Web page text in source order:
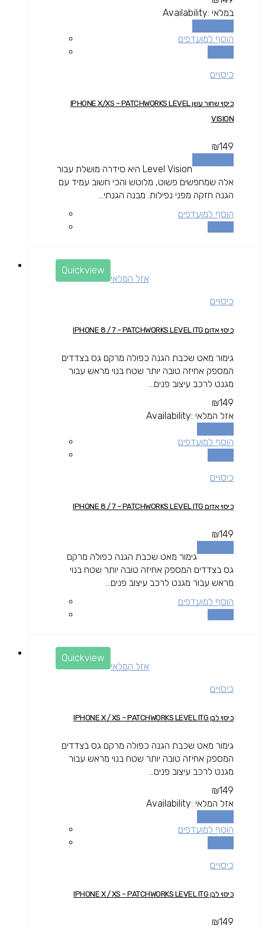
Availability: במלאי
הוסף למועדפים
כיסויים
כיסוי שחור עשן IPHONE X/XS – PATCHWORKS LEVEL
VISION
₪149
Level Vision היא סידרה מושלת עבור
אלה שמחפשים פשוט, מלוטש והכי חשוב עמיד עם
הגנה חזקה מפני נפילות. מבנה הגנתי...
הוסף למועדפים
Quickview
אזל המלאי
כיסויים
כיסוי אדום IPHONE 8 / 7 – PATCHWORKS LEVEL ITG
גימור מאט שכבת הגנה כפולה מרקם גס בצדדים
המספק אחיזה טובה יותר שטח בנוי מראש עבור
מגנט לרכב עיצוב פנים...
₪149
Availability: אזל המלאי
הוסף למועדפים
כיסויים
כיסוי אדום IPHONE 8 / 7 – PATCHWORKS LEVEL ITG
₪149
גימור מאט שכבת הגנה כפולה מרקם
גס בצדדים המספק אחיזה טובה יותר שטח בנוי
מראש עבור מגנט לרכב עיצוב פנים...
הוסף למועדפים
Quickview
אזל המלאי
כיסויים
כיסוי לבן IPHONE X / XS – PATCHWORKS LEVEL ITG
גימור מאט שכבת הגנה כפולה מרקם גס בצדדים
המספק אחיזה טובה יותר שטח בנוי מראש עבור
מגנט לרכב עיצוב פנים...
₪149
Availability: אזל המלאי
הוסף למועדפים
כיסויים
כיסוי לבן IPHONE X / XS – PATCHWORKS LEVEL ITG
₪149